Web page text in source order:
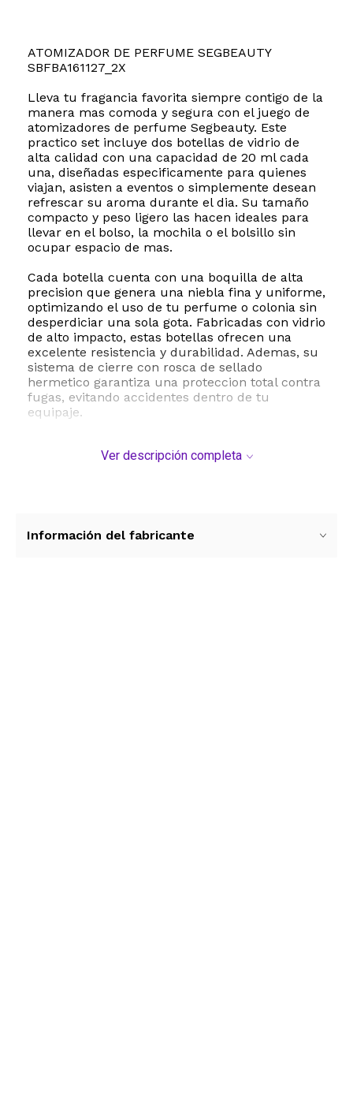
ATOMIZADOR DE PERFUME SEGBEAUTY
SBFBA161127_2X
Lleva tu fragancia favorita siempre contigo de la
manera mas comoda y segura con el juego de
atomizadores de perfume Segbeauty. Este
practico set incluye dos botellas de vidrio de
alta calidad con una capacidad de 20 ml cada
una, diseñadas especificamente para quienes
viajan, asisten a eventos o simplemente desean
refrescar su aroma durante el dia. Su tamaño
compacto y peso ligero las hacen ideales para
llevar en el bolso, la mochila o el bolsillo sin
ocupar espacio de mas.
Cada botella cuenta con una boquilla de alta
precision que genera una niebla fina y uniforme,
optimizando el uso de tu perfume o colonia sin
desperdiciar una sola gota. Fabricadas con vidrio
de alto impacto, estas botellas ofrecen una
excelente resistencia y durabilidad. Ademas, su
sistema de cierre con rosca de sellado
hermetico garantiza una proteccion total contra
fugas, evitando accidentes dentro de tu
equipaje.
que facilitan el proceso: un embudo, un gotero y
sprays faciales, aceites esenciales o productos
Ver descripción completa
Información del fabricante